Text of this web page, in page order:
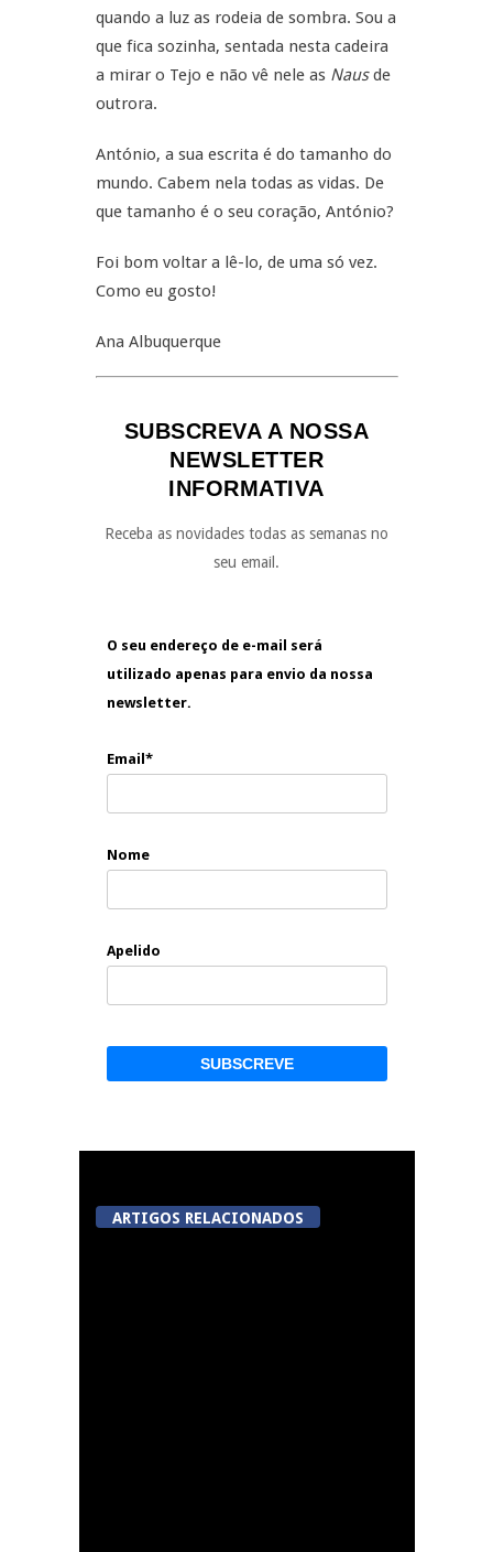
quando a luz as rodeia de sombra. Sou a
que fica sozinha, sentada nesta cadeira
a mirar o Tejo e não vê nele as Nausde
outrora.
António, a sua escrita é do tamanho do
mundo. Cabem nela todas as vidas. De
que tamanho é o seu coração, António?
Foi bom voltar a lê-lo, de uma só vez.
Como eu gosto!
Ana Albuquerque
SUBSCREVA A NOSSA
NEWSLETTER
INFORMATIVA
Receba as novidades todas as semanas no
seu email.
O seu endereço de e-mail será
utilizado apenas para envio da nossa
newsletter.
Email*
Nome
Apelido
ARTIGOS RELACIONADOS